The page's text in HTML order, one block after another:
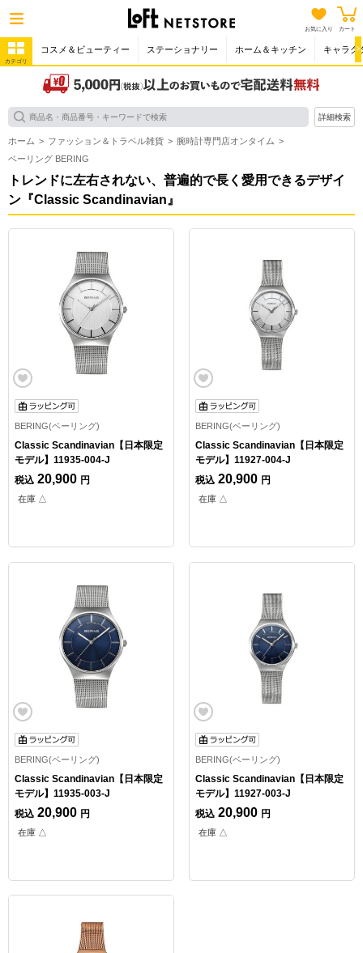
お気に入り カート
カテゴリ
コスメ＆ビューティー ステーショナリー ホーム＆キッチン キャラク
詳細検索
ホーム ファッション＆トラベル雑貨
腕時計専門店オンタイム
ベーリング BERING
トレンドに左右されない、普遍的で長く愛用できるデザイ
ン『Classic Scandinavian』
BERING(ベーリング)
Classic Scandinavian【日本限定
モデル】11935-004-J
税込 20,900 円
在庫 △
BERING(ベーリング)
Classic Scandinavian【日本限定
モデル】11927-004-J
税込 20,900 円
在庫 △
BERING(ベーリング)
Classic Scandinavian【日本限定
モデル】11935-003-J
税込 20,900 円
在庫 △
BERING(ベーリング)
Classic Scandinavian【日本限定
モデル】11927-003-J
税込 20,900 円
在庫 △